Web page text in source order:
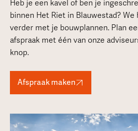
Heb je een kavel of ben je
binnen Het Riet in Blauwestad? We
verder met je bouwplannen. Plan
afspraak met één van onze
knop.
Afspraak maken